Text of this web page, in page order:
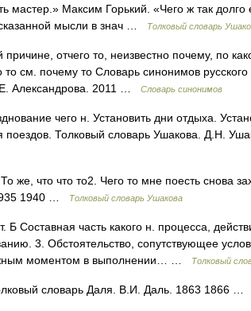
мастер.» Максим Горький. «Чего ж так
мысли в знач …
Толковый словарь
отчего то, неизвестно почему, по
см. почему то Словарь синонимов русского
Александрова. 2011 …
Словарь синонимов
чего н. Установить дни отдыха.
поездов. Толковый словарь Ушакова. Д.Н.
же, что что то2. Чего то мне поесть снова
1940 …
Толковый словарь Ушакова
Составная часть какого н. процесса,
3. Обстоятельство, сопутствующее
моментом в выполнении… …
Толковый
словарь Даля. В.И. Даль. 1863 1866 …